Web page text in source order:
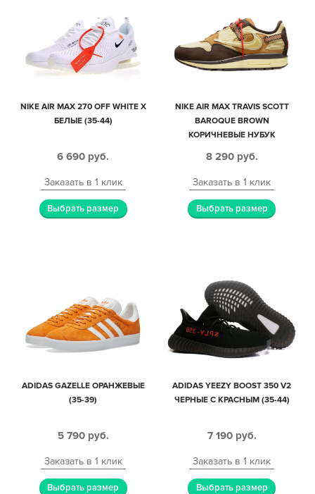
NIKE AIR MAX 270 OFF WHITE X
БЕЛЫЕ (35-44)
6 690 руб.
Заказать в 1 клик
Выбрать размер
NIKE AIR MAX TRAVIS SCOTT
BAROQUE BROWN
КОРИЧНЕВЫЕ НУБУК
8 290 руб.
Заказать в 1 клик
Выбрать размер
ADIDAS GAZELLE ОРАНЖЕВЫЕ
(35-39)
5 790 руб.
Заказать в 1 клик
Выбрать размер
ADIDAS YEEZY BOOST 350 V2
ЧЕРНЫЕ С КРАСНЫМ (35-44)
7 190 руб.
Заказать в 1 клик
Выбрать размер